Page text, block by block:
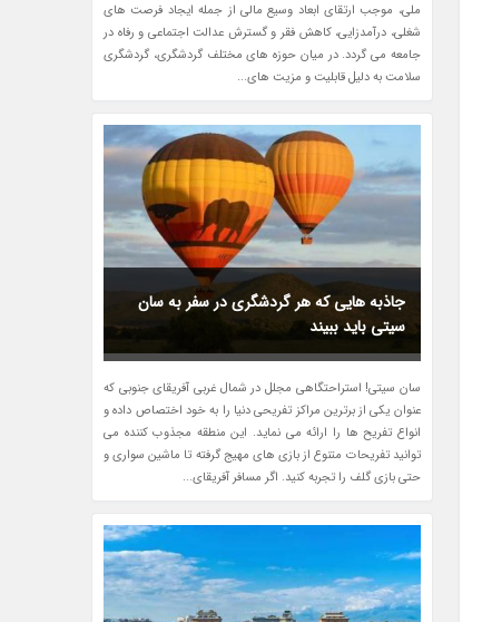
ملی، موجب ارتقای ابعاد وسیع مالی از جمله ایجاد فرصت های
شغلی، درآمدزایی، کاهش فقر و گسترش عدالت اجتماعی و رفاه در
جامعه می گردد. در ﻣﯿﺎن ﺣﻮزه ﻫﺎی ﻣﺨﺘﻠﻒ ﮔﺮدﺷﮕﺮی، ﮔﺮدﺷﮕﺮی
ﺳﻼﻣﺖ ﺑﻪ دﻟﯿﻞ ﻗﺎﺑﻠﯿﺖ و ﻣﺰﯾﺖ ﻫﺎی...
جاذبه هایی که هر گردشگری در سفر به سان
سیتی باید ببیند
سان سیتی! استراحتگاهی مجلل در شمال غربی آفریقای جنوبی که
عنوان یکی از برترین مراکز تفریحی دنیا را به خود اختصاص داده و
انواع تفریح ها را ارائه می نماید. این منطقه مجذوب کننده می
توانید تفریحات متنوع از بازی های مهیج گرفته تا ماشین سواری و
حتی بازی گلف را تجربه کنید. اگر مسافر آفریقای...